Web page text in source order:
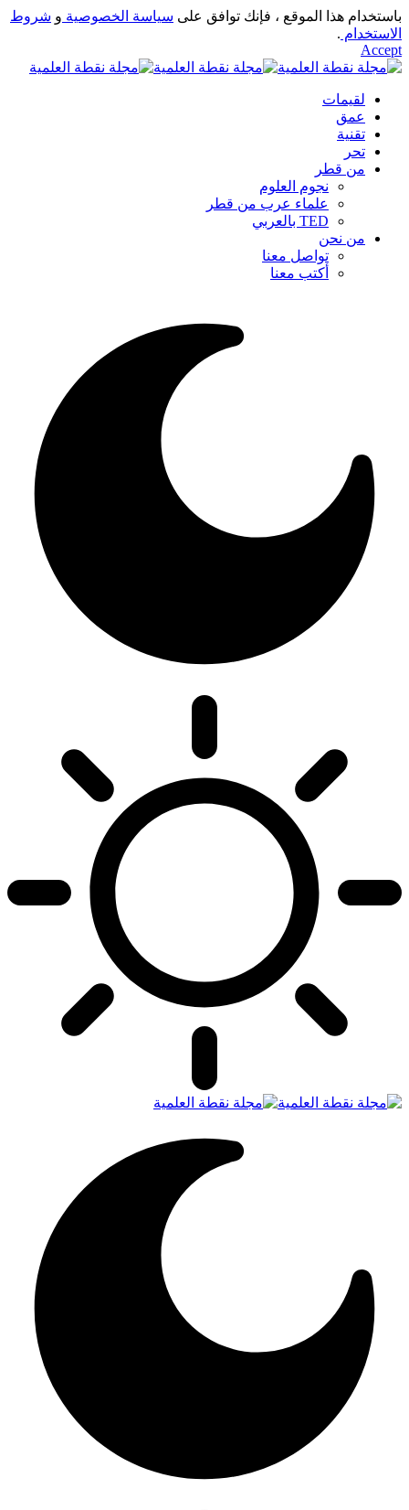
باستخدام هذا الموقع ، فإنك توافق على سياسة الخصوصية و شروط
الاستخدام .
Accept
لقيمات
عمق
تقنية
تحر
من قطر
نجوم العلوم
علماء عرب من قطر
TED بالعربي
من نحن
تواصل معنا
أكتب معنا